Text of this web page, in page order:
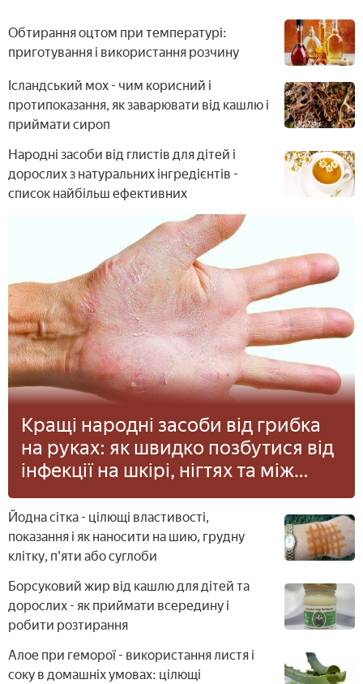
Обтирання оцтом при температурі:
приготування і використання розчину
Ісландський мох - чим корисний і
протипоказання, як заварювати від кашлю і
приймати сироп
Народні засоби від глистів для дітей і
дорослих з натуральних інгредієнтів -
список найбільш ефективних
Кращі народні засоби від грибка
на руках: як швидко позбутися від
інфекції на шкірі, нігтях та між
пальцями
Йодна сітка - цілющі властивості,
показання і як наносити на шию, грудну
клітку, п'яти або суглоби
Борсуковий жир від кашлю для дітей та
дорослих - як приймати всередину і
робити розтирання
Алое при геморої - використання листя і
соку в домашніх умовах: цілющі